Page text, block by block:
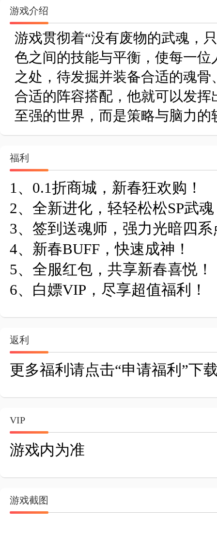
游戏介绍
游戏贯彻着“没有废物的武魂，
色之间的技能与平衡，使每一
之处，待发掘并装备合适的魂
合适的阵容搭配，他就可以发
至强的世界，而是策略与脑力的
福利
1、0.1折商城，新春狂欢购！
2、全新进化，轻轻松松SP武
3、签到送魂师，强力光暗四
4、新春BUFF，快速成神！
5、全服红包，共享新春喜悦！
6、白嫖VIP，尽享超值福利！
返利
更多福利请点击“申请福利”下
VIP
游戏内为准
游戏截图